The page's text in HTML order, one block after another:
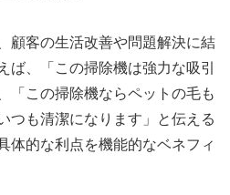
顧客の生活改善や問題解決に結
ば、「この掃除機は強力な吸引
「この掃除機ならペットの毛も
つも清潔になります」と伝える
体的な利点を機能的なベネフィ